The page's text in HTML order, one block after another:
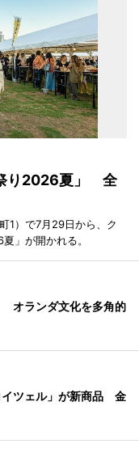
り2026夏」 全
1）で7月29日から、ク
」が開かれる。
オランダ文化を多角的
イツェル」が新商品 金